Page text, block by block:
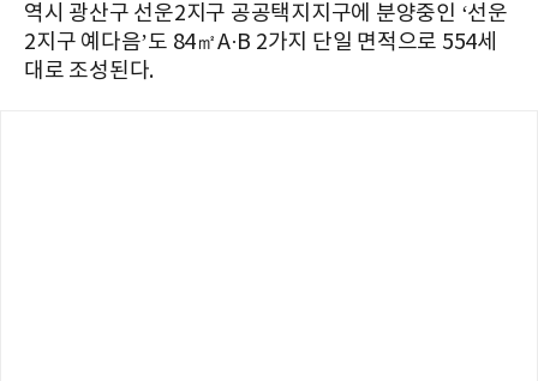
역시 광산구 선운2지구 공공택지지구에 분양중인 ‘선운
2지구 예다음’도 84㎡A·B 2가지 단일 면적으로 554세
대로 조성된다.